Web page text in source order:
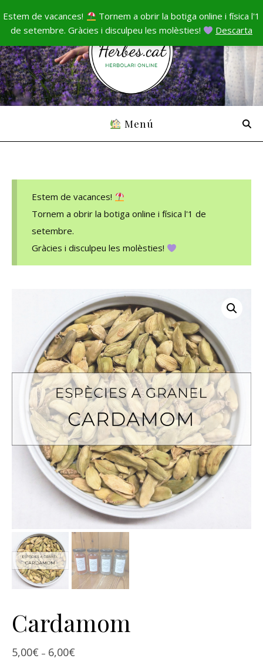
Menú
Estem de vacances!
Tornem a obrir la botiga online i física l'1 de
setembre.
Gràcies i disculpeu les molèsties!
Cardamom
5,00€ – 6,00€
Estem de vacances!
Tornem a obrir la botiga online i física l'1
de setembre. Gràcies i disculpeu les molèsties!
Descarta